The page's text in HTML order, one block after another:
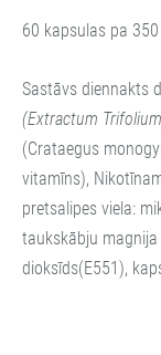
60 kapsulas pa
Sastāvs diennakts
(Extractum
(Crataegus
vitamīns),
pretsalipes viela:
taukskābju magnija
dioksīds(E551),